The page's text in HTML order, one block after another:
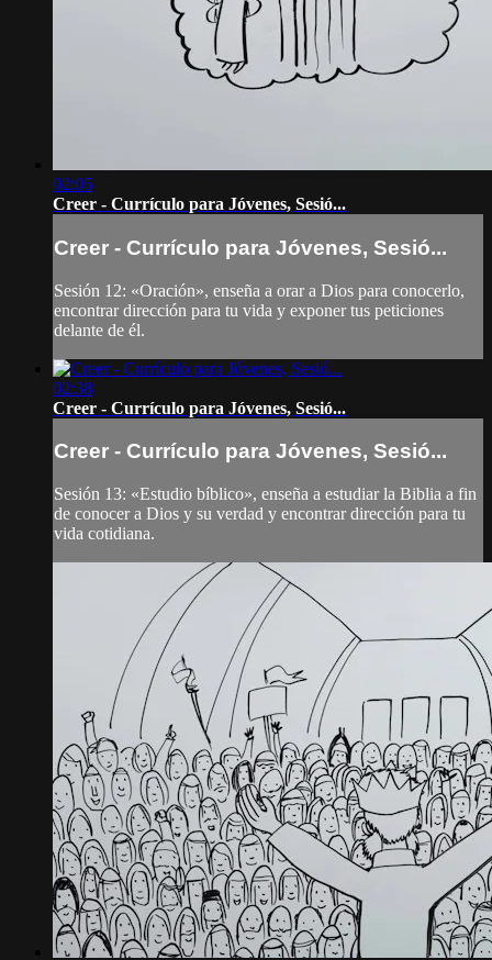
02:05
Creer - Currículo para Jóvenes, Sesió...
Creer - Currículo para Jóvenes, Sesió...
Sesión 12: «Oración», enseña a orar a Dios para conocerlo,
encontrar dirección para tu vida y exponer tus peticiones
delante de él.
02:38
Creer - Currículo para Jóvenes, Sesió...
Creer - Currículo para Jóvenes, Sesió...
Sesión 13: «Estudio bíblico», enseña a estudiar la Biblia a fin
de conocer a Dios y su verdad y encontrar dirección para tu
vida cotidiana.